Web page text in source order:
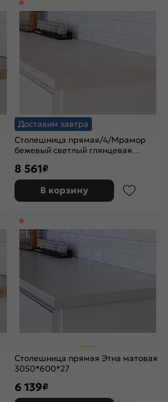
Доставим завтра
Столешница прямая/4/Мрамор
бежевый светлый глянцевая
8 561₽
В корзину
Столешница прямая Этна матовая
3050*600*27
6 139₽